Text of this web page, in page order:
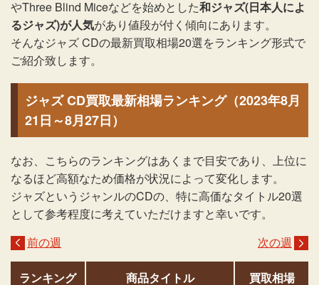
やThree Blind Miceなどを始めとした和ジャズ(日本人によ
るジャズ)が人気があり値段が付く傾向にあります。
そんなジャズ CDの最新買取相場20選をランキング形式で
ご紹介致します。
ジャズ CD買取最新相場ランキング（2023年8月
21日～8月27日）
なお、こちらのランキングはあくまで目安であり、上位に
なるほど高額なため価格が状況によって変化します。
ジャズというジャンルのCDの、特に高価なタイトル20選
として参考程度に考えていただけますと幸いです。
前の週
次の週
ランキング 商品タイトル 買取相場